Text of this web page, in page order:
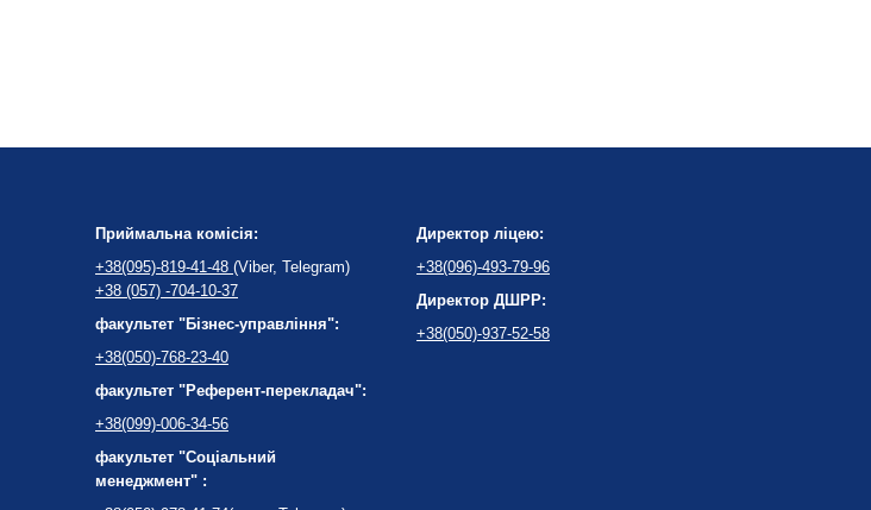
Приймальна комісія:
+38(095)-819-41-48 (Viber, Telegram)
+38 (057) -704-10-37
факультет "Бізнес-управління":
+38(050)-768-23-40
факультет "Референт-перекладач":
+38(099)-006-34-56
факультет "Соціальний
менеджмент" :
Директор ліцею:
+38(096)-493-79-96
Директор ДШРР:
+38(050)-937-52-58